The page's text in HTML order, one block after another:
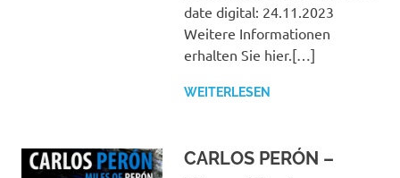
date digital: 24.11.2023
Weitere Informationen
erhalten Sie hier.[…]
WEITERLESEN
CARLOS PERÓN –